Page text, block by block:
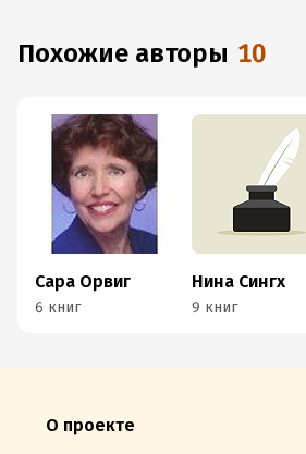
Похожие авторы 10
Сара Орвиг
6 книг
Нина Сингх
9 книг
О проекте